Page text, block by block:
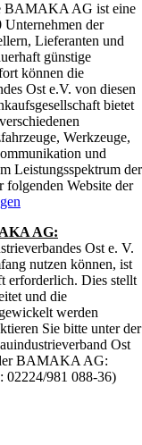
BAMAKA AG ist eine
Unternehmen der
Lieferanten und
günstige
können die
Ost e.V. von diesen
bietet
Werkzeuge,
und
Leistungsspektrum der
Website der
AG:
Ost e. V.
nutzen können, ist
erforderlich. Dies stellt
und die
werden
Sie bitte unter der
Ost
BAMAKA AG:
02224/981 088-36)